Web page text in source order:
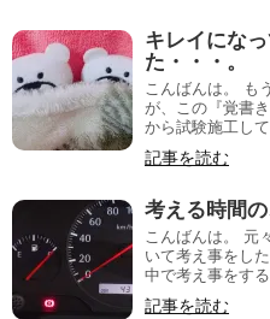
キレイにな
た・・・。
こんばんは。 も
が、この『覚書
から試験施工し
記事を読む
考える時間の
こんばんは。 元
いて考え事をし
中で考え事をす
記事を読む